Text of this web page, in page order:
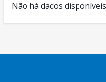
Não há dados disponíveis